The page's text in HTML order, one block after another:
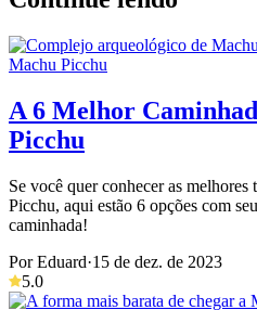
Machu Picchu
A 6 Melhor
Picchu
Se você quer conhecer as
Picchu, aqui estão 6 opções com
caminhada!
Por Eduard·15 de dez. de 2023
5.0